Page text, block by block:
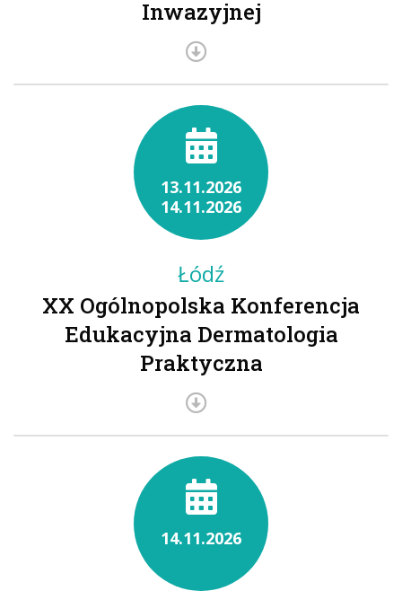
Inwazyjnej
13.11.2026
14.11.2026
Łódź
XX Ogólnopolska Konferencja
Edukacyjna Dermatologia
Praktyczna
14.11.2026